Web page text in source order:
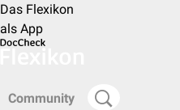
Das Flexikon
als App
Community